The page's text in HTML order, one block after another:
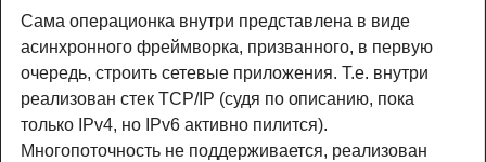
Сама операционка внутри представлена в виде
асинхронного фреймворка, призванного, в первую
очередь, строить сетевые приложения. Т.е. внутри
реализован стек TCP/IP (судя по описанию, пока
только IPv4, но IPv6 активно пилится).
Многопоточность не поддерживается, реализован